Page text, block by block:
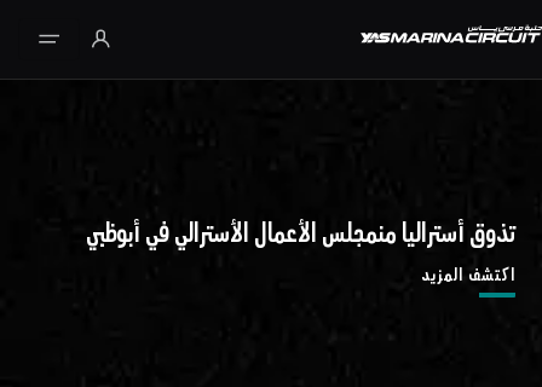
تخطي إلى المحتوى الرئيسي
تذوق أستراليا منمجلس الأعمال الأسترالي في أبوظبي
اكتشف المزيد